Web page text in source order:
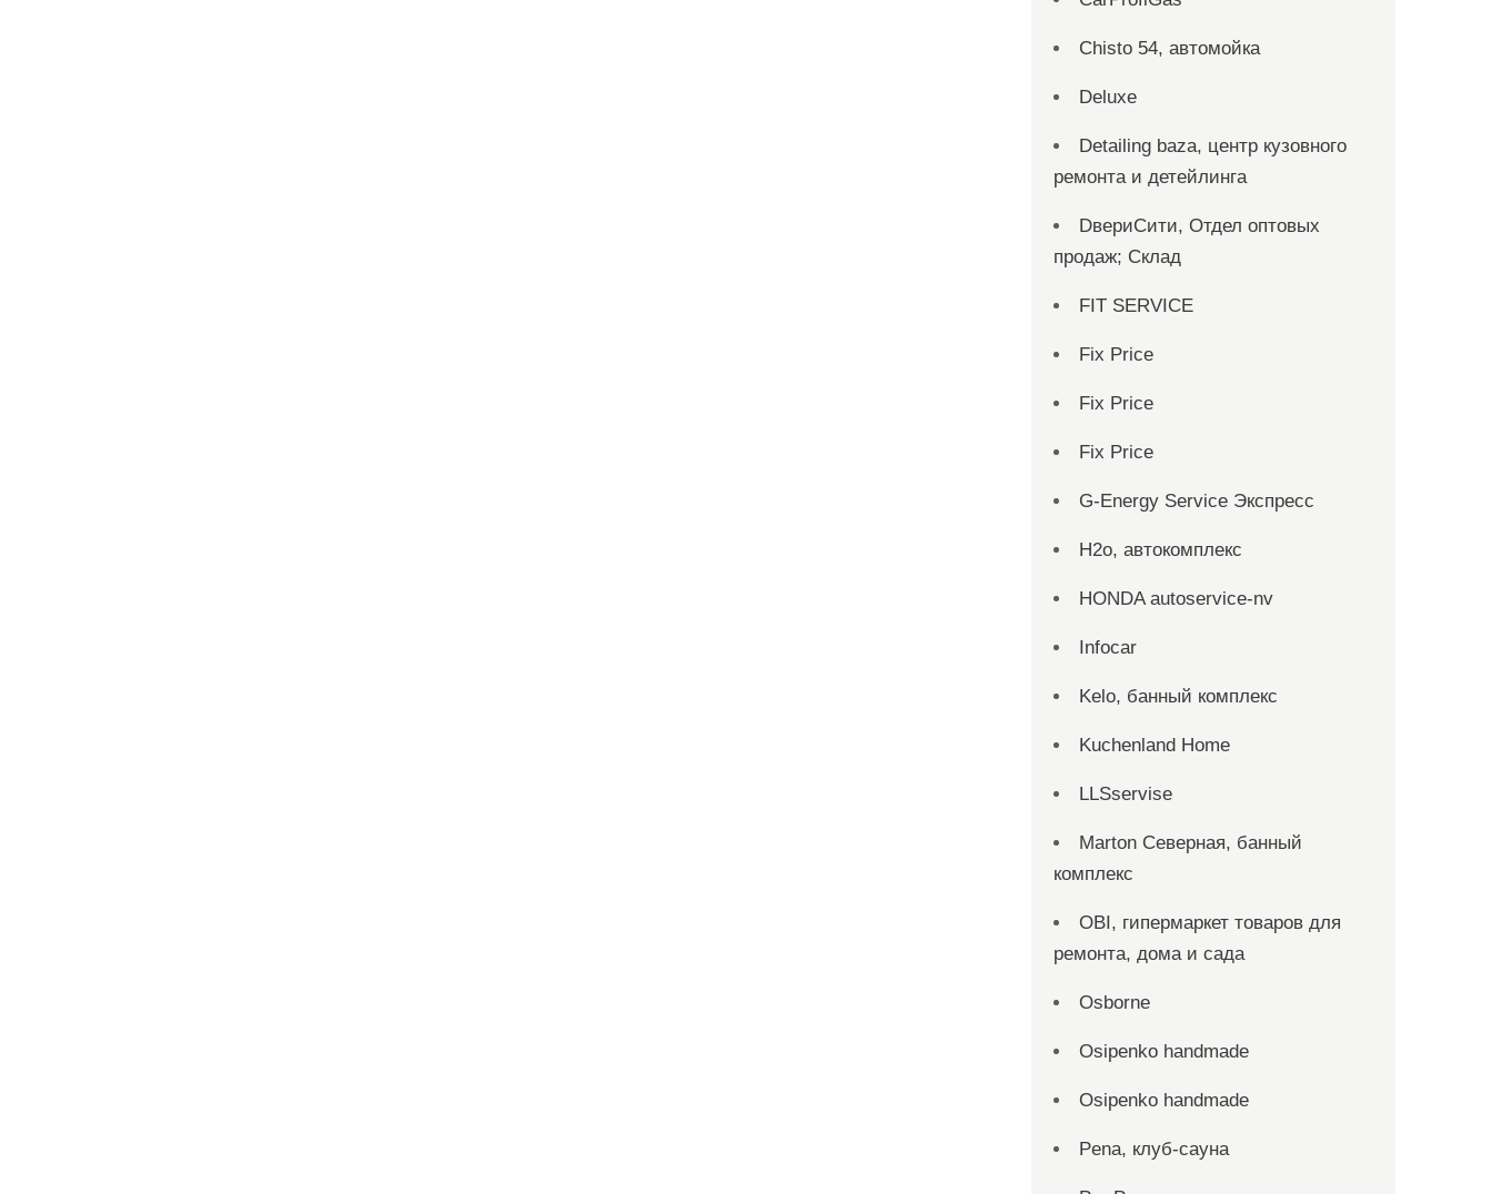
Chisto 54, автомойка
Deluxe
Detailing baza, центр кузовного
ремонта и детейлинга
DвериСити, Отдел оптовых
продаж; Склад
FIT SERVICE
Fix Price
Fix Price
Fix Price
G-Energy Service Экспресс
H2о, автокомплекс
HONDA autoservice-nv
Infocar
Kelo, банный комплекс
Kuchenland Home
LLSservise
Marton Северная, банный
комплекс
OBI, гипермаркет товаров для
ремонта, дома и сада
Osborne
Osipenko handmade
Osipenko handmade
Pena, клуб-сауна